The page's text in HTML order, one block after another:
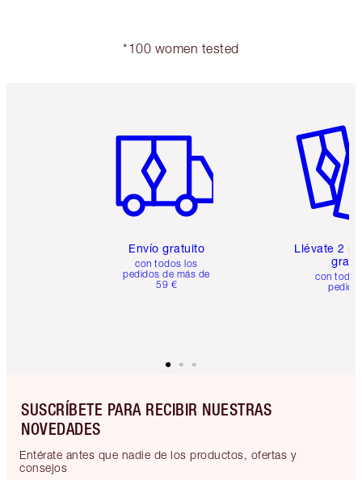
*100 women tested
Envío gratuito
con todos los
pedidos de más de
59 €
Llévate 2
gratis
con
SUSCRÍBETE PARA RECIBIR NUESTRAS
NOVEDADES
Entérate antes que nadie de los productos, ofertas y
consejos